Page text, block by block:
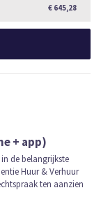
€ 645,28
+ app)
de belangrijkste
Huur & Verhuur
ten aanzien